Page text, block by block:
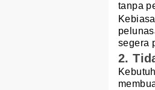
tanpa
segera
2.